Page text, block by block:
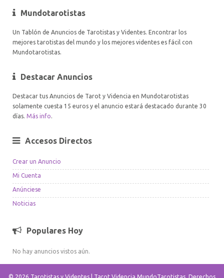
Mundotarotistas
Un Tablón de Anuncios de Tarotistas y Videntes. Encontrar los
mejores tarotistas del mundo y los mejores videntes es fácil con
Mundotarotistas.
Destacar Anuncios
Destacar tus Anuncios de Tarot y Videncia en Mundotarotistas
solamente cuesta 15 euros y el anuncio estará destacado durante 30
días. Más info.
Accesos Directos
Crear un Anuncio
Mi Cuenta
Anúnciese
Noticias
Populares Hoy
No hay anuncios vistos aún.